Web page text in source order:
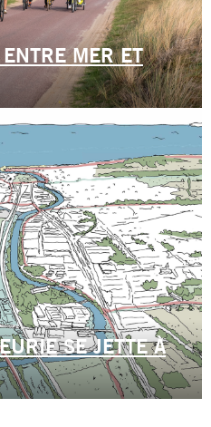
MER ET
SE JETTE À